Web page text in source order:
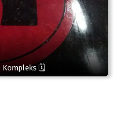
Kompleks 🗓